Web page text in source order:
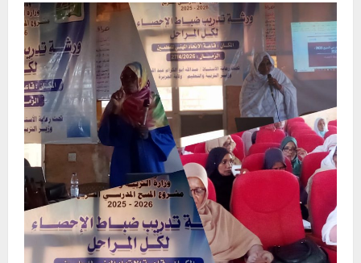
الاداري
للمرحلة
الابتدائية
بالولاية
يتفقد
عدد
من
مراكز
الامتحانات
بمحلية
مدني
الكبرى